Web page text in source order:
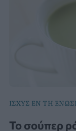
ΙΣΧΥΣ ΕΝ ΤΗ
Το σούπερ